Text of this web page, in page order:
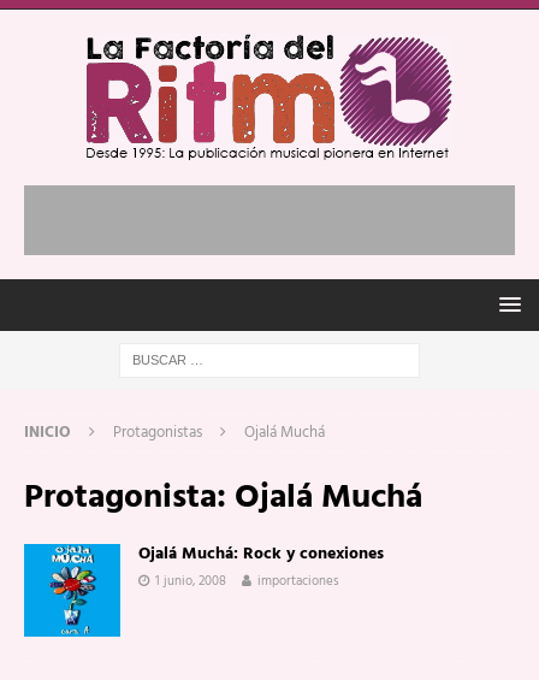
INICIO Protagonistas Ojalá Muchá
Protagonista: Ojalá Muchá
Ojalá Muchá: Rock y conexiones
1 junio, 2008 importaciones